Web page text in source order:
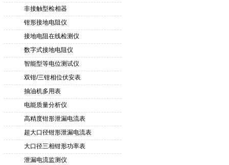
非接触型检相器
钳形接地电阻仪
接地电阻在线检测仪
数字式接地电阻仪
智能型等电位测试仪
双钳/三钳相位伏安表
抽油机多用表
电能质量分析仪
高精度钳形泄漏电流表
超大口径钳形泄漏电流表
大口径三相钳形功率表
泄漏电流监测仪